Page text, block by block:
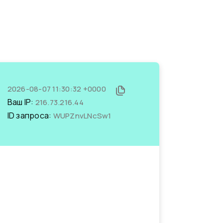
2026-08-07 11:30:32 +0000
Ваш IP: 216.73.216.44
ID запроса: WUPZnvLNcSw1